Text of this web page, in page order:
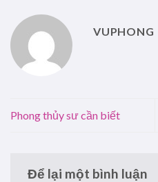
VUPHONG
Phong thủy sư cần biết
Để lại một bình luận